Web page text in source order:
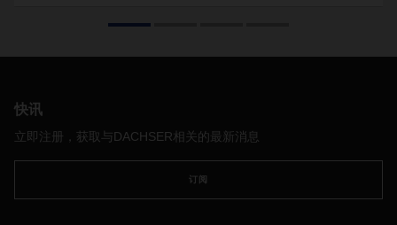
虽然国际社会目前并未采取大规模限制，但不能完全排除一些
机场宣布，在另行通知前，在南非等奥密克戎高风险国家停留
过的货机不允许入境。因此，航班改线在意料之内。
就海运业而言，当前形势仍不乐观。我们只收到一家船运公司
的信息，也就是说我们与南非开展的海运服务已暂停两个月之
久。此外，亚洲市场也在讨论收紧针对船员的新冠疫情检测规
快讯
立即注册，获取与DACHSER相关的最新消息
订阅